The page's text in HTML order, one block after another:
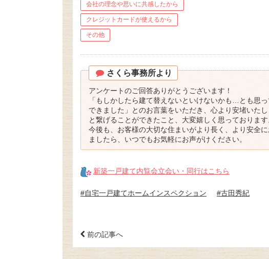
会社の理念や思いに共感したから
クレジットカードが使えるから
その他
さくら事務所より
アンケートのご回答ありがとうございます！
「もしかしたら建て替えないといけないかも…とも思
できました」とのお言葉をいただき、心より安堵いた
と繋げることができたこと、大変嬉しく思っております
今後も、お客様の大切な住まいがより長く、より安全
ましたら、いつでもお気軽にお声がけください。
新築一戸建て内覧会立会い・同行はこちら
#自宅一戸建てホームインスペクション #古田秀紀
前の記事へ